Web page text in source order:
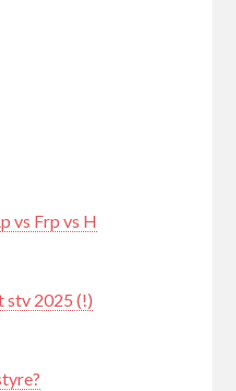
vs Frp vs H
stv 2025 (!)